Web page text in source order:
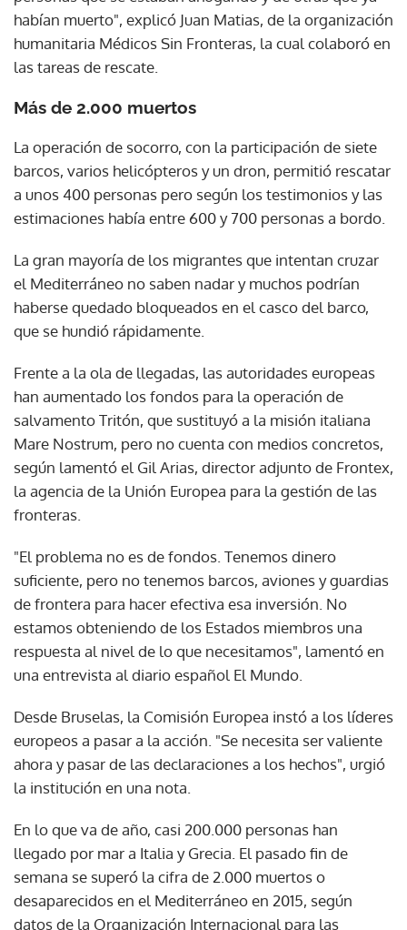
habían muerto", explicó Juan Matias, de la organización
humanitaria Médicos Sin Fronteras, la cual colaboró en
las tareas de rescate.
Más de 2.000 muertos
La operación de socorro, con la participación de siete
barcos, varios helicópteros y un dron, permitió rescatar
a unos 400 personas pero según los testimonios y las
estimaciones había entre 600 y 700 personas a bordo.
La gran mayoría de los migrantes que intentan cruzar
el Mediterráneo no saben nadar y muchos podrían
haberse quedado bloqueados en el casco del barco,
que se hundió rápidamente.
Frente a la ola de llegadas, las autoridades europeas
han aumentado los fondos para la operación de
salvamento Tritón, que sustituyó a la misión italiana
Mare Nostrum, pero no cuenta con medios concretos,
según lamentó el Gil Arias, director adjunto de Frontex,
la agencia de la Unión Europea para la gestión de las
fronteras.
"El problema no es de fondos. Tenemos dinero
suficiente, pero no tenemos barcos, aviones y guardias
de frontera para hacer efectiva esa inversión. No
estamos obteniendo de los Estados miembros una
respuesta al nivel de lo que necesitamos", lamentó en
una entrevista al diario español El Mundo.
Desde Bruselas, la Comisión Europea instó a los líderes
europeos a pasar a la acción. "Se necesita ser valiente
ahora y pasar de las declaraciones a los hechos", urgió
la institución en una nota.
En lo que va de año, casi 200.000 personas han
llegado por mar a Italia y Grecia. El pasado fin de
semana se superó la cifra de 2.000 muertos o
desaparecidos en el Mediterráneo en 2015, según
datos de la Organización Internacional para las